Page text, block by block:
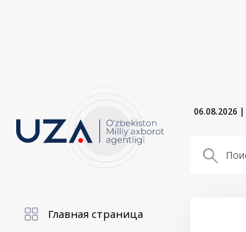
06.08.2026 |
Главная страница